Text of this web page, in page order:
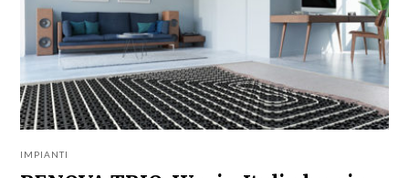
IMPIANTI